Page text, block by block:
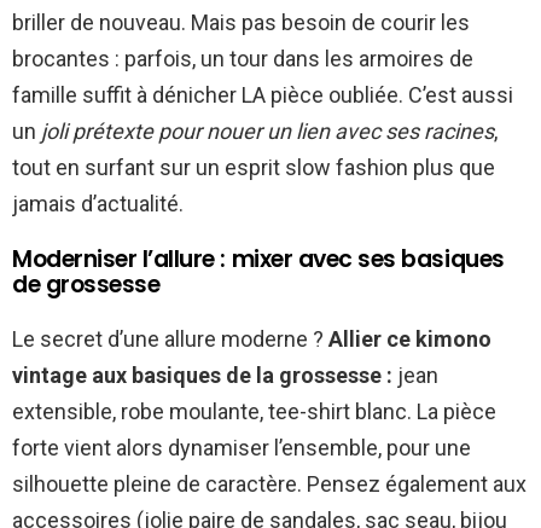
briller de nouveau. Mais pas besoin de courir les
brocantes : parfois, un tour dans les armoires de
famille suffit à dénicher LA pièce oubliée. C’est aussi
un joli prétexte pour nouer un lien avec ses racines,
tout en surfant sur un esprit slow fashion plus que
jamais d’actualité.
Moderniser l’allure : mixer avec ses basiques
de grossesse
Le secret d’une allure moderne ? Allier ce kimono
vintage aux basiques de la grossesse : jean
extensible, robe moulante, tee-shirt blanc. La pièce
forte vient alors dynamiser l’ensemble, pour une
silhouette pleine de caractère. Pensez également aux
accessoires (jolie paire de sandales, sac seau, bijou